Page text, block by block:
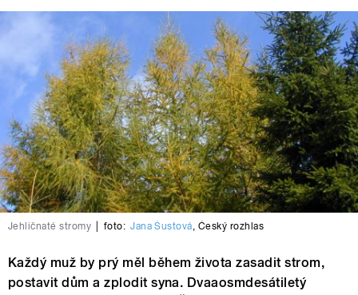
Jehličnaté stromy foto: Jana Šustová, Český rozhlas
Každý muž by prý měl během života zasadit strom,
postavit dům a zplodit syna. Dvaaosmdesátiletý